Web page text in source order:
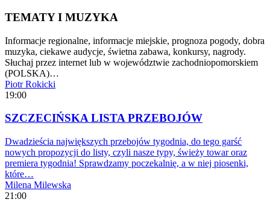
TEMATY I MUZYKA
Informacje regionalne, informacje miejskie, prognoza pogody, dobra
muzyka, ciekawe audycje, świetna zabawa, konkursy, nagrody.
Słuchaj przez internet lub w województwie zachodniopomorskiem
(POLSKA)…
Piotr Rokicki
19:00
SZCZECIŃSKA LISTA PRZEBOJÓW
Dwadzieścia największych przebojów tygodnia, do tego garść
nowych propozycji do listy, czyli nasze typy, świeży towar oraz
premiera tygodnia! Sprawdzamy poczekalnię, a w niej piosenki,
które…
Milena Milewska
21:00